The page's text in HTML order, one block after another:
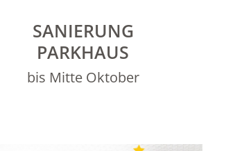
SANIERUNG
PARKHAUS
bis Mitte Oktober